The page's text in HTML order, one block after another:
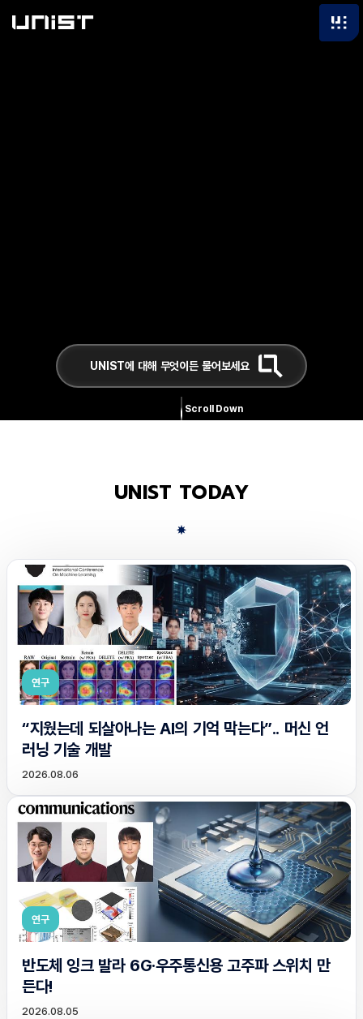
Scroll Down
UNIST TODAY
연구
“지웠는데 되살아나는 AI의 기억 막는다”.. 머신 언
러닝 기술 개발
2026.08.06
연구
반도체 잉크 발라 6G·우주통신용 고주파 스위치 만
든다!
2026.08.05